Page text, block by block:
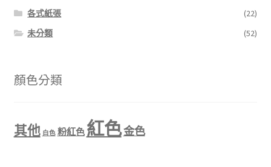
各式紙張
(22)
未分類
(52)
顏色分類
其他 白色 粉紅色 紅色金色